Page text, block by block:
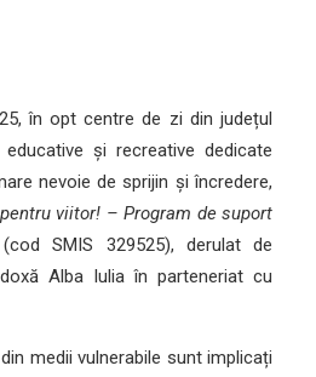
în opt centre de zi din județul
și recreative dedicate
nevoie de sprijin și încredere,
viitor! – Program de suport
SMIS 329525), derulat de
Alba Iulia în parteneriat cu
din medii vulnerabile sunt implicați